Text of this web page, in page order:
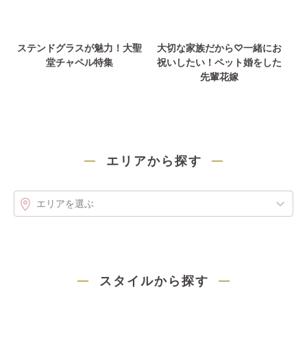
ステンドグラスが魅力！大聖
堂チャペル特集
大切な家族だから♡一緒にお
祝いしたい！ペット婚をした
先輩花嫁
エリアから探す
エリアを選ぶ
スタイルから探す